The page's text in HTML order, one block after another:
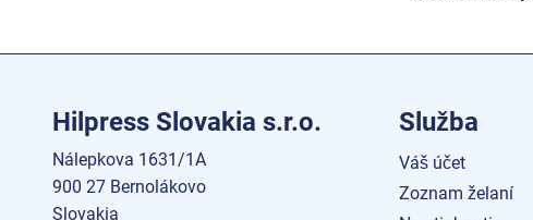
Hilpress Slovakia s.r.o.
Nálepkova 1631/1A
900 27 Bernolákovo
Slovakia
Služba
Váš účet
Zoznam želaní